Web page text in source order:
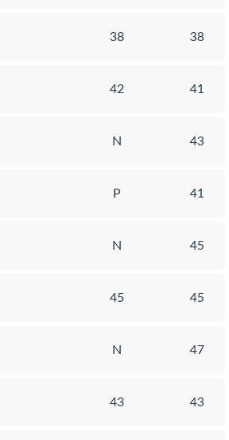
38 38
42 41
N 43
P 41
N 45
45 45
N 47
43 43